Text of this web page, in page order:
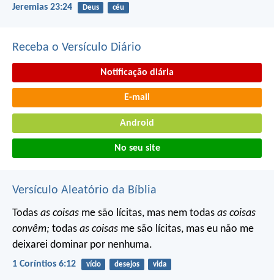
Jeremias 23:24 Deus céu
Receba o Versículo Diário
Notificação diária
E-mail
Android
No seu site
Versículo Aleatório da Bíblia
Todas as coisas me são lícitas, mas nem todas as coisas
convêm; todas as coisas me são lícitas, mas eu não me
deixarei dominar por nenhuma.
1 Coríntios 6:12 vício desejos vida